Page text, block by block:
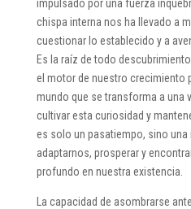
impulsado por una fuerza
chispa interna nos ha llevado a
cuestionar lo establecido y a
Es la raíz de todo
el motor de nuestro crecimiento
mundo que se transforma a una
cultivar esta curiosidad y
es solo un pasatiempo, sino una
adaptarnos, prosperar y
profundo en nuestra existencia.
La capacidad de asombrarse